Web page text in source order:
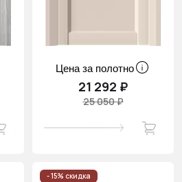
Цена за полотно
21 292 ₽
25 050 ₽
- 15% скидка